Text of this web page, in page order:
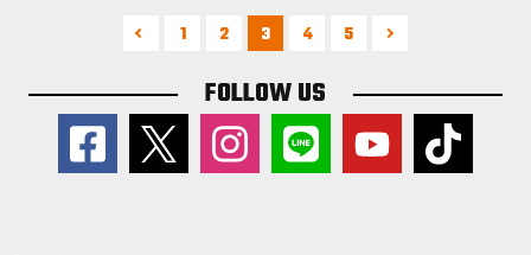
1 2 3 4 5
FOLLOW US